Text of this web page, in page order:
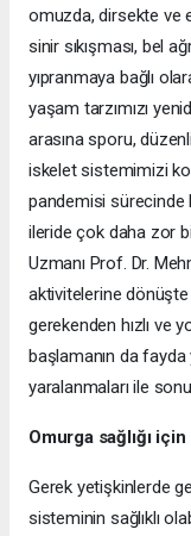
omuzda, dirsekte ve
sinir sıkışması, bel
yıpranmaya bağlı
yaşam tarzımızı
arasına sporu,
iskelet sistemimizi
pandemisi sürecinde
ileride çok daha zor
Uzmanı Prof. Dr.
aktivitelerine
gerekenden hızlı ve
başlamanın da
yaralanmaları ile
Omurga sağlığı
Gerek yetişkinlerde
sisteminin sağlıklı